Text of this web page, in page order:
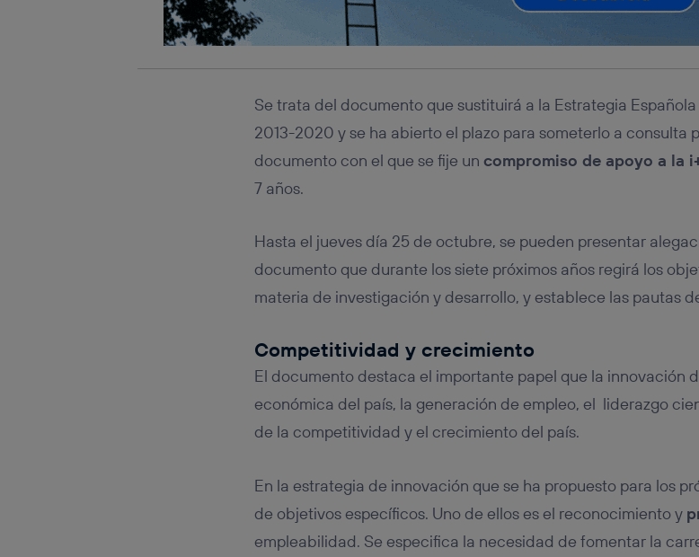
Se trata del documento que sustituirá a la Estrategia
2013-2020 y se ha abierto el plazo para someterlo a consulta
documento con el que se fije un compromiso de apoyo a la
7 años.
Hasta el jueves día 25 de octubre, se pueden presentar
documento que durante los siete próximos años regirá los
materia de investigación y desarrollo, y establece las pautas
Competitividad y crecimiento
El documento destaca el importante papel que la innovación
económica del país, la generación de empleo, el liderazgo
de la competitividad y el crecimiento del país.
En la estrategia de innovación que se ha propuesto para los
de objetivos específicos. Uno de ellos es el reconocimiento y
empleabilidad. Se especifica la necesidad de fomentar la